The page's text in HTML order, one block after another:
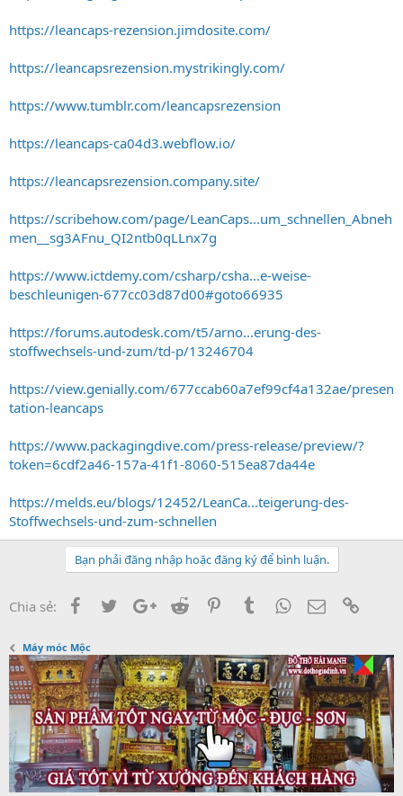
https://leancaps-rezension.jimdosite.com/
https://leancapsrezension.mystrikingly.com/
https://www.tumblr.com/leancapsrezension
https://leancaps-ca04d3.webflow.io/
https://leancapsrezension.company.site/
https://scribehow.com/page/LeanCaps...um_schnellen_Abneh
men__sg3AFnu_QI2ntb0qLLnx7g
https://www.ictdemy.com/csharp/csha...e-weise-
beschleunigen-677cc03d87d00#goto66935
https://forums.autodesk.com/t5/arno...erung-des-
stoffwechsels-und-zum/td-p/13246704
https://view.genially.com/677ccab60a7ef99cf4a132ae/presen
tation-leancaps
https://www.packagingdive.com/press-release/preview/?
token=6cdf2a46-157a-41f1-8060-515ea87da44e
https://melds.eu/blogs/12452/LeanCa...teigerung-des-
Stoffwechsels-und-zum-schnellen
Bạn phải đăng nhập hoặc đăng ký để bình luận.
Chia sẻ: FacebookTwitterGoogle+
Reddit PinterestTumblrWhatsApp
Email
Máy móc Mộc